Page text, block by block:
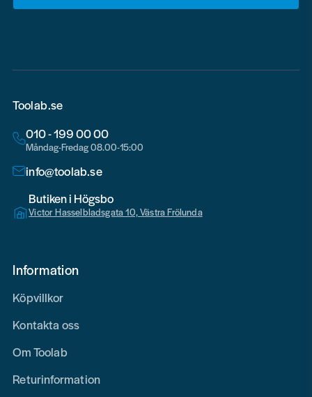
Toolab.se
010 - 199 00 00
Måndag-Fredag 08.00-15:00
info@toolab.se
Butiken i Högsbo
Victor Hasselbladsgata 10, Västra Frölunda
Information
Köpvillkor
Kontakta oss
Om Toolab
Returinformation